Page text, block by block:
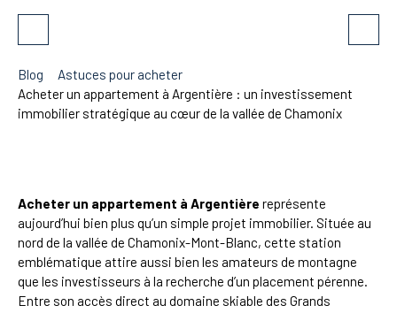
Blog
Astuces pour acheter
Acheter un appartement à Argentière : un investissement
immobilier stratégique au cœur de la vallée de Chamonix
Acheter un appartement à Argentière représente
aujourd’hui bien plus qu’un simple projet immobilier. Située au
nord de la vallée de Chamonix-Mont-Blanc, cette station
emblématique attire aussi bien les amateurs de montagne
que les investisseurs à la recherche d’un placement pérenne.
Entre son accès direct au domaine skiable des Grands